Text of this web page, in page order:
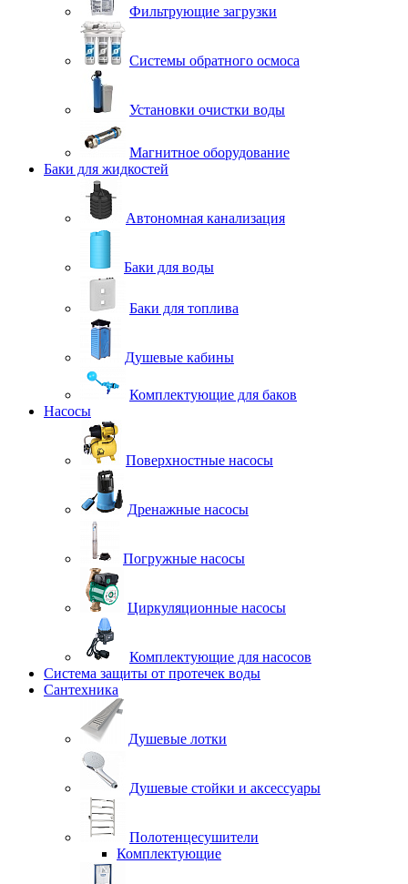
Фильтрующие загрузки
Системы обратного осмоса
Установки очистки воды
Магнитное оборудование
Баки для жидкостей
Автономная канализация
Баки для воды
Баки для топлива
Душевые кабины
Комплектующие для баков
Насосы
Поверхностные насосы
Дренажные насосы
Погружные насосы
Циркуляционные насосы
Комплектующие для насосов
Система защиты от протечек воды
Сантехника
Душевые лотки
Душевые стойки и аксессуары
Полотенцесушители
Комплектующие